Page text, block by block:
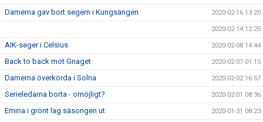
Damerna gav bort segern i Kungsängen 2020-02-16 13:20
2020-02-14 12:25
AIK-seger i Celsius 2020-02-08 14:44
Back to back mot Gnaget 2020-02-07 01:15
Damerna överkörda i Solna 2020-02-02 16:57
Serieledarna borta - omöjligt? 2020-02-01 08:36
Emina i grönt lag säsongen ut 2020-01-31 08:23